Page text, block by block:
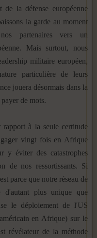
de la défense européenne
la garde au moment
partenaires vers un
Mais surtout, nous
militaire européen,
particulière de leurs
jouera désormais dans la
de mots.
rapport à la seule certitude
vingt fois en Afrique
y éviter des catastrophes
de nos ressortissants. Si
parce que notre réseau de
d'autant plus unique que
le déploiement de l'US
en Afrique) sur le
révélateur de la méthode